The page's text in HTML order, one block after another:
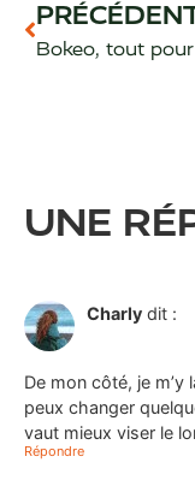
UNE
Charly dit :
De mon côté, je m’y
peux changer
vaut mieux viser le
Répondre